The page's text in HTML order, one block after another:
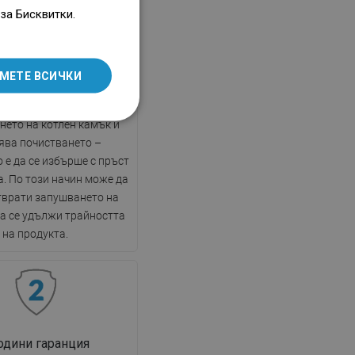
се характеризира с
на силиконови
на котлен камък и
почистването –
е да се избърше с пръст
По този начин може да
запушването на
се удължи трайността
на продукта.
гаранция
LITHUANIAN
ROMANIAN
FRENCH
SPANISH
UKRAINIAN
Бисквитки.
ВСИЧКИ